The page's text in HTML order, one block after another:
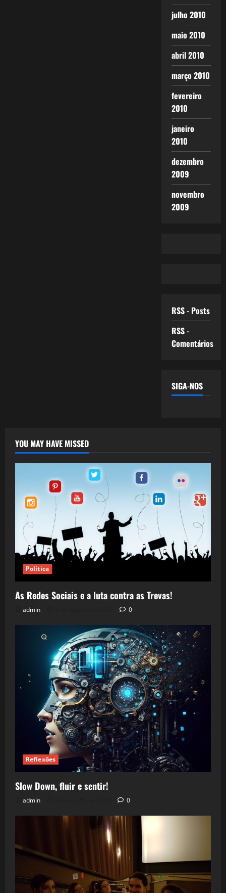
julho 2010
maio 2010
abril 2010
março 2010
fevereiro
2010
janeiro
2010
dezembro
2009
novembro
2009
RSS - Posts
RSS -
Comentários
SIGA-NOS
YOU MAY HAVE MISSED
Política
As Redes Sociais e a luta contra as Trevas!
admin 0
Reflexões
Slow Down, fluir e sentir!
admin 0